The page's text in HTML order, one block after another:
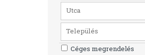
Céges megrendelés